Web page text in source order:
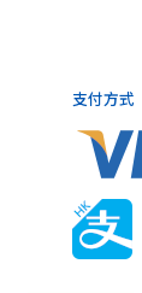
支付方式